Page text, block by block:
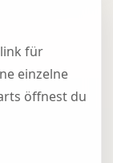
für
einzelne
öffnest du